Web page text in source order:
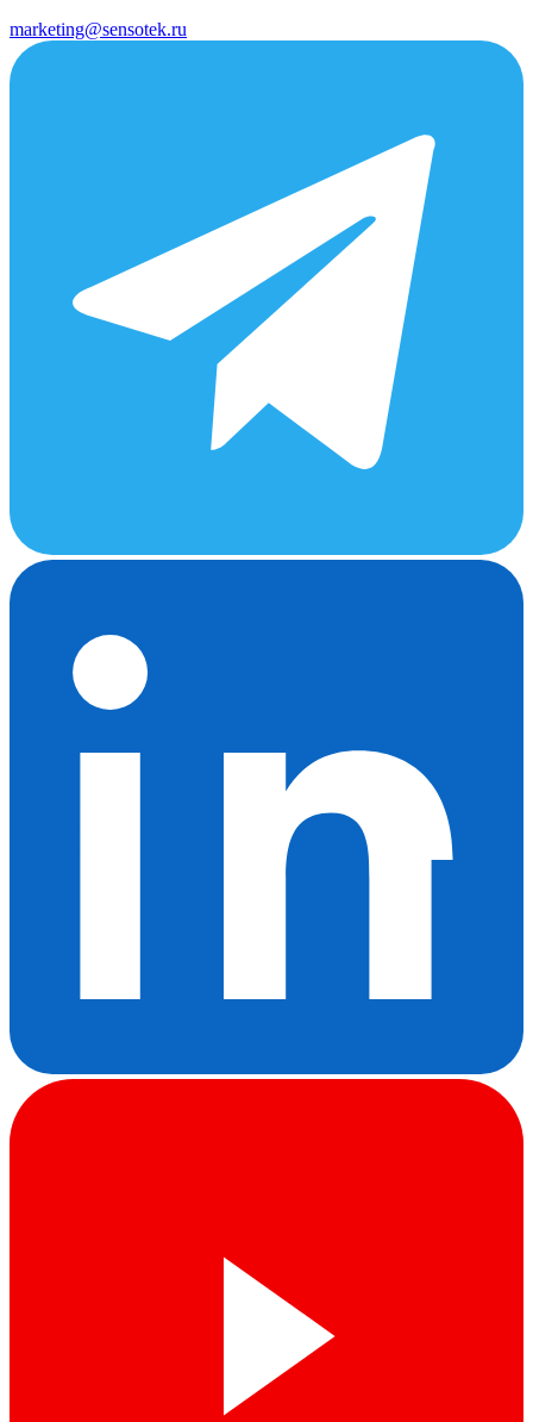
marketing@sensotek.ru